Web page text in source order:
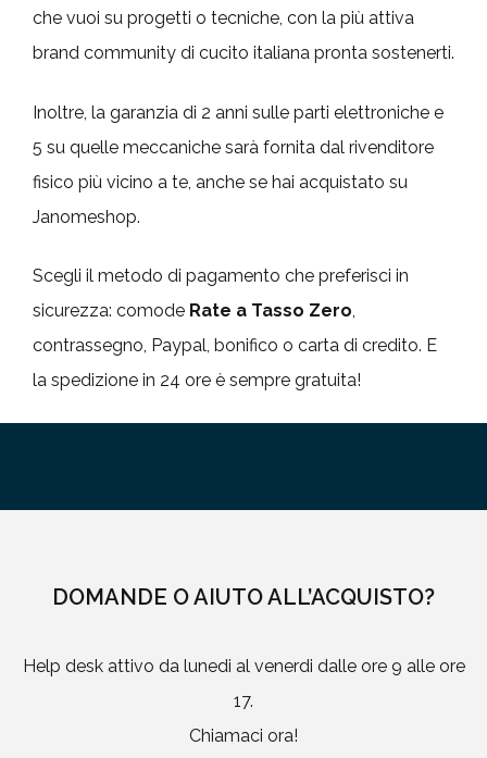
che vuoi su progetti o tecniche, con la più attiva
brand community di cucito italiana pronta sostenerti.
Inoltre, la garanzia di 2 anni sulle parti elettroniche e
5 su quelle meccaniche sarà fornita dal rivenditore
fisico più vicino a te, anche se hai acquistato su
Janomeshop.
Scegli il metodo di pagamento che preferisci in
sicurezza: comode Rate a Tasso Zero,
contrassegno, Paypal, bonifico o carta di credito. E
la spedizione in 24 ore è sempre gratuita!
DOMANDE O AIUTO ALL’ACQUISTO?
Help desk attivo da lunedi al venerdi dalle ore 9 alle ore
17.
Chiamaci ora!